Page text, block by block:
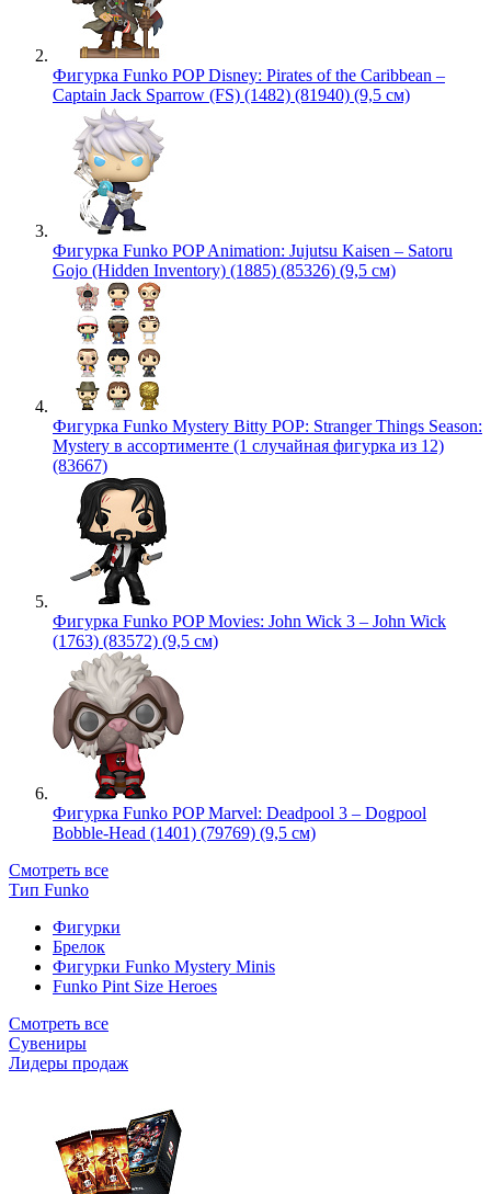
Фигурка Funko POP Disney: Pirates of the Caribbean –
Captain Jack Sparrow (FS) (1482) (81940) (9,5 см)
Фигурка Funko POP Animation: Jujutsu Kaisen – Satoru
Gojo (Hidden Inventory) (1885) (85326) (9,5 см)
Фигурка Funko Mystery Bitty POP: Stranger Things Season:
Mystery в ассортименте (1 случайная фигурка из 12)
(83667)
Фигурка Funko POP Movies: John Wick 3 – John Wick
(1763) (83572) (9,5 см)
Фигурка Funko POP Marvel: Deadpool 3 – Dogpool
Bobble-Head (1401) (79769) (9,5 см)
Смотреть все
Тип Funko
Фигурки
Брелок
Фигурки Funko Mystery Minis
Funko Pint Size Heroes
Смотреть все
Сувениры
Лидеры продаж